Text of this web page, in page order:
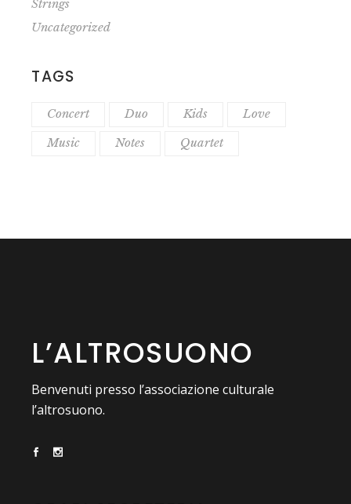
Strings
Uncategorized
TAGS
Concert Duo Kids
Love
Music
Notes Quartet
L’ALTROSUONO
Benvenuti presso l’associazione culturale
l’altrosuono.